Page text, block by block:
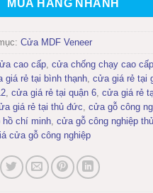
MUA HÀNG NHANH
Cửa MDF Veneer
cao cấp,cửa chống chạy cao cấp
giá rẻ tại bình thạnh,cửa giá rẻ tại
,cửa giá rẻ tại quận 6,cửa giá rẻ
giá rẻ tại thủ đức,cửa gỗ công
hồ chí minh,cửa gỗ công nghiệp
cửa gỗ công nghiệp